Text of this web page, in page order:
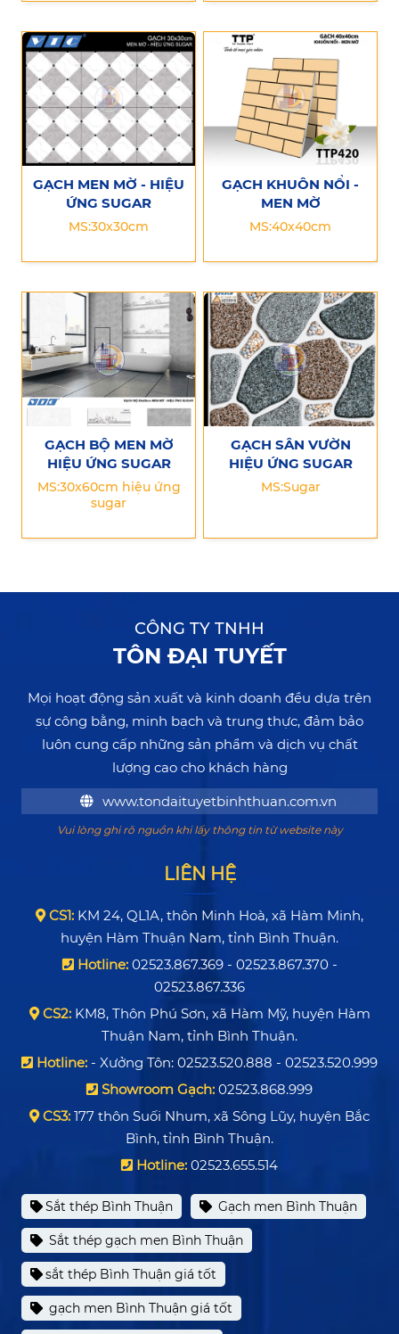
GẠCH MEN MỜ - HIỆU
ỨNG SUGAR
MS:30x30cm
GẠCH KHUÔN NỔI -
MEN MỜ
MS:40x40cm
GẠCH BỘ MEN MỜ
HIỆU ỨNG SUGAR
MS:30x60cm hiệu ứng
sugar
GẠCH SÂN VƯỜN
HIỆU ỨNG SUGAR
MS:Sugar
CÔNG TY TNHH
TÔN ĐẠI TUYẾT
Mọi hoạt động sản xuất và kinh doanh đều dựa trên
sự công bằng, minh bạch và trung thực, đảm bảo
luôn cung cấp những sản phẩm và dịch vụ chất
lượng cao cho khách hàng
www.tondaituyetbinhthuan.com.vn
Vui lòng ghi rõ nguồn khi lấy thông tin từ website này
LIÊN HỆ
CS1: KM 24, QL1A, thôn Minh Hoà, xã Hàm Minh,
huyện Hàm Thuận Nam, tỉnh Bình Thuận.
Hotline:02523.867.369 - 02523.867.370 -
02523.867.336
CS2:KM8, Thôn Phú Sơn, xã Hàm Mỹ, huyện Hàm
Thuận Nam, tỉnh Bình Thuận.
Hotline: - Xưởng Tôn: 02523.520.888 - 02523.520.999
Showroom Gạch: 02523.868.999
CS3: 177 thôn Suối Nhum, xã Sông Lũy, huyện Bắc
Bình, tỉnh Bình Thuận.
Hotline: 02523.655.514
Sắt thép Bình Thuận Gạch men Bình Thuận
Sắt thép gạch men Bình Thuận
sắt thép Bình Thuận giá tốt
gạch men Bình Thuận giá tốt